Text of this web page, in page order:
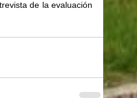
de la evaluación